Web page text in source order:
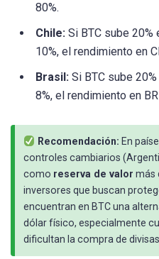
80%.
Chile: Si BTC sube 20%
10%, el rendimiento en
Brasil: Si BTC sube
8%, el rendimiento en
Recomendación: En
controles cambiarios
como reserva de valor más
inversores que buscan
encuentran en BTC una
dólar físico, especialmente
dificultan la compra de divisas.